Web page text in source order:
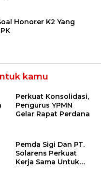
Honorer K2 Yang
kamu
Perkuat Konsolidasi,
Pengurus YPMN
Gelar Rapat Perdana
Pemda Sigi Dan PT.
Solarens Perkuat
Kerja Sama Untuk